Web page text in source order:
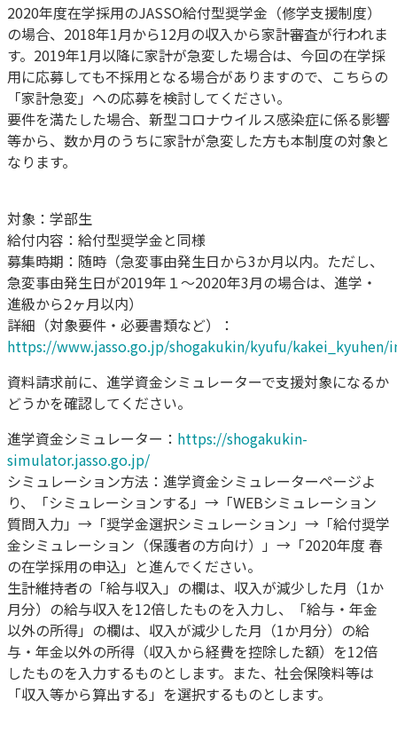
2020年度在学採用のJASSO給付型奨学金（修学支援制度）
の場合、2018年1月から12月の収入から家計審査が行われま
す。2019年1月以降に家計が急変した場合は、今回の在学採
用に応募しても不採用となる場合がありますので、こちらの
「家計急変」への応募を検討してください。
要件を満たした場合、新型コロナウイルス感染症に係る影響
等から、数か月のうちに家計が急変した方も本制度の対象と
なります。
対象：学部生
給付内容：給付型奨学金と同様
募集時期：随時（急変事由発生日から3か月以内。ただし、
急変事由発生日が2019年１～2020年3月の場合は、進学・
進級から2ヶ月以内）
詳細（対象要件・必要書類など）：
https://www.jasso.go.jp/shogakukin/kyufu/kakei_kyuhen/
資料請求前に、進学資金シミュレーターで支援対象になるか
どうかを確認してください。
進学資金シミュレーター： https://shogakukin-
simulator.jasso.go.jp/
シミュレーション方法：進学資金シミュレーターページよ
り、「シミュレーションする」→「WEBシミュレーション
質問入力」→「奨学金選択シミュレーション」→「給付奨学
金シミュレーション（保護者の方向け）」→「2020年度 春
の在学採用の申込」と進んでください。
生計維持者の「給与収入」の欄は、収入が減少した月（1か
月分）の給与収入を12倍したものを入力し、「給与・年金
以外の所得」の欄は、収入が減少した月（1か月分）の給
与・年金以外の所得（収入から経費を控除した額）を12倍
したものを入力するものとします。また、社会保険料等は
「収入等から算出する」を選択するものとします。